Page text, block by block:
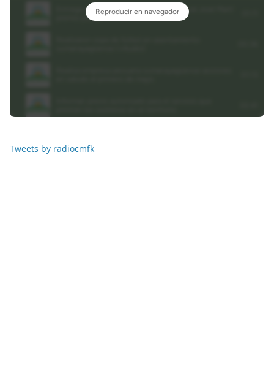
Tweets by radiocmfk